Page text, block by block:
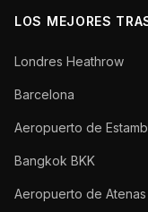
LOS MEJORES
Londres Heathrow
Barcelona
Aeropuerto de
Bangkok BKK
Aeropuerto de Atenas